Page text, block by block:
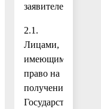
заявителей
2.1.
Лицами,
имеющими
право на
получение
Государственной